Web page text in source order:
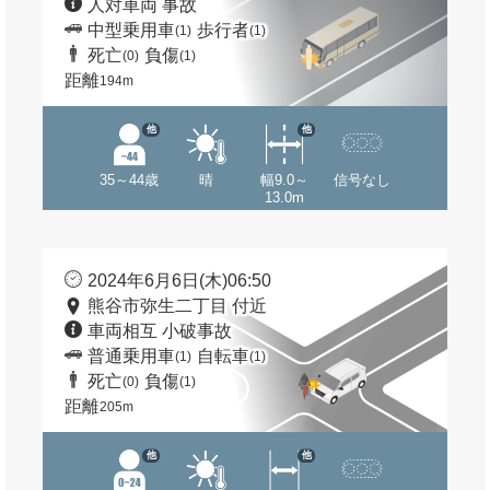
人対車両 事故
中型乗用車(1) 歩行者(1)
死亡(0) 負傷(1)
距離194m
35～44歳
他
晴
幅9.0～
13.0m
他
信号なし
2024年6月6日(木)06:50
熊谷市弥生二丁目 付近
車両相互 小破事故
普通乗用車(1) 自転車(1)
死亡(0) 負傷(1)
距離205m
他 他